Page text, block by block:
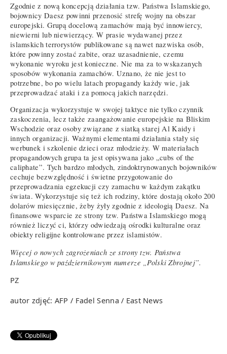
Zgodnie z nową koncepcją działania tzw. Państwa Islamskiego,
bojownicy Daesz powinni przenosić strefę wojny na obszar
europejski. Grupą docelową zamachów mają być innowiercy,
niewierni lub niewierzący. W prasie wydawanej przez
islamskich terrorystów publikowane są nawet nazwiska osób,
które powinny zostać zabite, oraz uzasadnienie, czemu
wykonanie wyroku jest konieczne. Nie ma za to wskazanych
sposobów wykonania zamachów. Uznano, że nie jest to
potrzebne, bo po wielu latach propagandy każdy wie, jak
przeprowadzać ataki i za pomocą jakich narzędzi.
Organizacja wykorzystuje w swojej taktyce nie tylko czynnik
zaskoczenia, lecz także zaangażowanie europejskie na Bliskim
Wschodzie oraz osoby związane z siatką starej Al Kaidy i
innych organizacji. Ważnymi elementami działania stały się
werbunek i szkolenie dzieci oraz młodzieży. W materiałach
propagandowych grupa ta jest opisywana jako „cubs of the
caliphate”. Tych bardzo młodych, zindoktrynowanych bojowników
cechuje bezwzględność i świetne przygotowanie do
przeprowadzania egzekucji czy zamachu w każdym zakątku
świata. Wykorzystuje się też ich rodziny, które dostają około 200
dolarów miesięcznie, żeby żyły zgodnie z ideologią Daesz. Na
finansowe wsparcie ze strony tzw. Państwa Islamskiego mogą
również liczyć ci, którzy odwiedzają ośrodki kulturalne oraz
obiekty religijne kontrolowane przez islamistów.
Więcej o nowych zagrożeniach ze strony tzw. Państwa
Islamskiego w październikowym numerze „Polski Zbrojnej”.
PZ
autor zdjęć: AFP / Fadel Senna / East News